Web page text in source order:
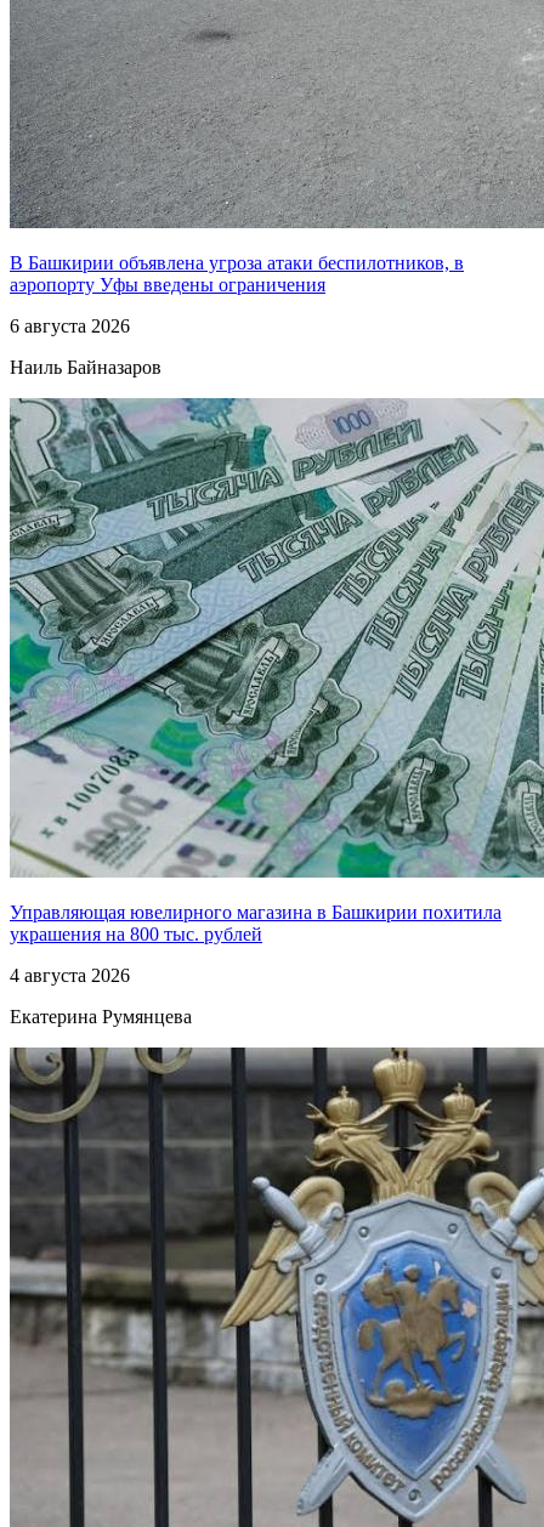
В Башкирии объявлена угроза атаки беспилотников, в
аэропорту Уфы введены ограничения
6 августа 2026
Наиль Байназаров
Управляющая ювелирного магазина в Башкирии похитила
украшения на 800 тыс. рублей
4 августа 2026
Екатерина Румянцева